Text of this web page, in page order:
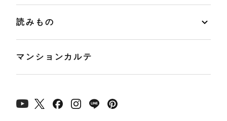
読みもの
マンションカルテ